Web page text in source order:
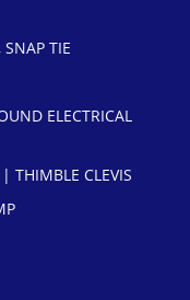
TIE
ELECTRICAL
CLEVIS